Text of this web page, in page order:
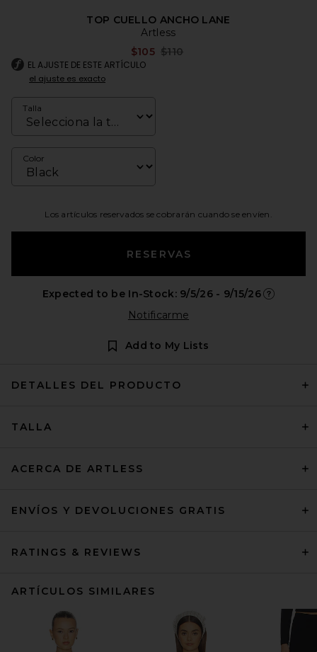
TOP CUELLO ANCHO LANE
Artless
$105 Previous price:
$110
EL AJUSTE DE ESTE ARTÍCULO
el ajuste es exacto
Talla
Color
Los artículos reservados se cobrarán cuando se envíen.
RESERVAS
Expected to be In-Stock: 9/5/26 - 9/15/26
Notificarme
Add to My Lists
DETALLES DEL PRODUCTO
TALLA
ACERCA DE ARTLESS
ENVÍOS Y DEVOLUCIONES GRATIS
RATINGS & REVIEWS
ARTÍCULOS SIMILARES